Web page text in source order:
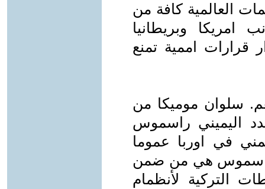
العالمية كافة من
امريكا وبريطانيا
قرارات اممية تمنع
سلوان موميكا من
اليميني راسموس
في اوربا عموما
راسموس هي من ضمن
التركية لأنظمام